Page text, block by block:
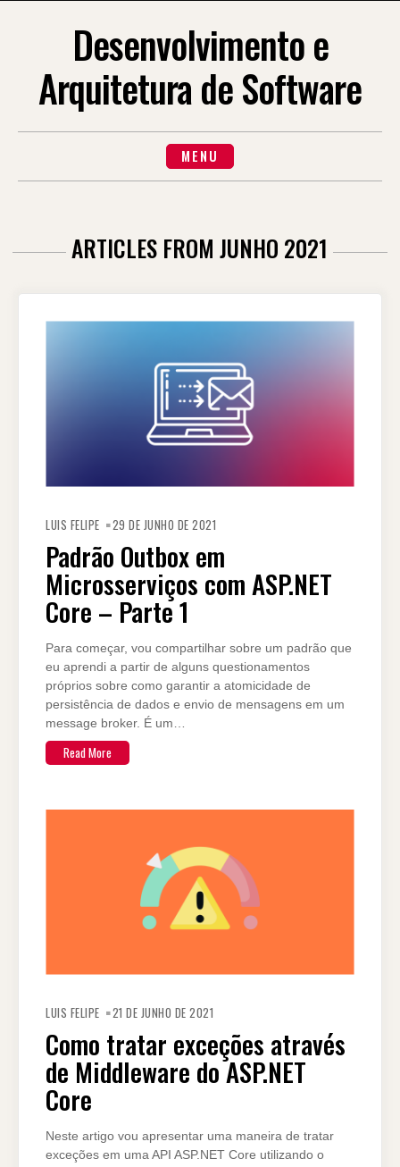
Desenvolvimento e
Arquitetura de Software
MENU
ARTICLES FROM JUNHO 2021
LUIS FELIPE 29 DE JUNHO DE 2021
Padrão Outbox em
Microsserviços com ASP.NET
Core – Parte 1
Para começar, vou compartilhar sobre um padrão que
eu aprendi a partir de alguns questionamentos
próprios sobre como garantir a atomicidade de
persistência de dados e envio de mensagens em um
message broker. É um…
Read More
LUIS FELIPE 21 DE JUNHO DE 2021
Como tratar exceções através
de Middleware do ASP.NET
Core
Neste artigo vou apresentar uma maneira de tratar
exceções em uma API ASP.NET Core utilizando o